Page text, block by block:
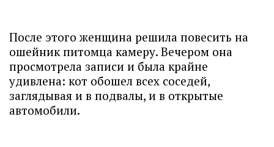
После этого женщина решила повесить на
ошейник питомца камеру. Вечером она
просмотрела записи и была крайне
удивлена: кот обошел всех соседей,
заглядывая и в подвалы, и в открытые
автомобили.